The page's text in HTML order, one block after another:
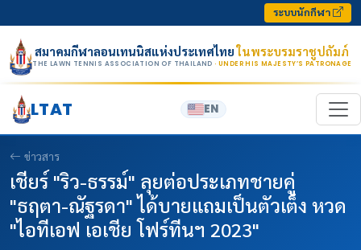
ระบบนักกีฬา
สมาคมกีฬาลอนเทนนิสแห่งประเทศไทยในพระบรมราชูปถัมภ์
THE LAWN TENNIS ASSOCIATION OF THAILAND · UNDER HIS MAJESTY’S PATRONAGE
LTAT EN
ข่าวสาร
เชียร์ "ริว-ธรรม์" ลุยต่อประเภทชายคู่
"ธฤตา-ณัฐรดา" ได้บายแถมเป็นตัวเต็ง หวด
"ไอทีเอฟ เอเชีย โฟร์ทีนฯ 2023"